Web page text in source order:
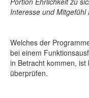
Interesse und Mitgefühl
Welches der
bei einem
in Betracht kommen,
überprüfen.